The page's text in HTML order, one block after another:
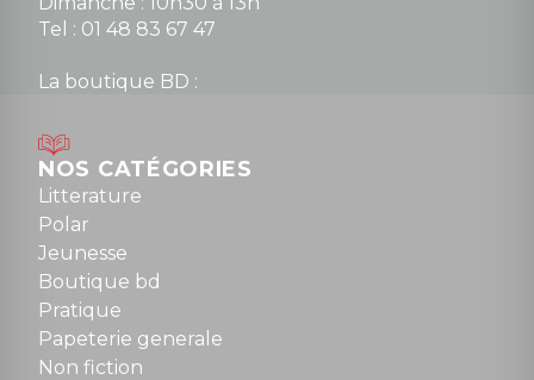
Tel : 01 48 83 67 47
La boutique BD :
Mardi au samedi : 10h à 13h / 14h à 19h
Dimanche : 10h30 à 12h30
Tel : 01 48 89 13 88
Fermé le dimanche en Juillet et Août
NOUS CONTACTER
contact@la-griffe-noire.com
NOS CATÉGORIES
Litterature
Polar
Jeunesse
Boutique bd
Pratique
Papeterie generale
Non fiction